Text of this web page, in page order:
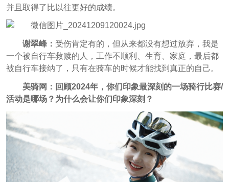
并且取得了比以往更好的成绩。
谢翠峰： 受伤肯定有的，但从来都没有想过放弃，我是
一个被自行车救赎的人，工作不顺利、生育、家庭，最后都
被自行车接纳了，只有在骑车的时候才能找到真正的自己。
美骑网：回顾2024年，你们印象最深刻的一场骑行比赛/
活动是哪场？为什么会让你们印象深刻？